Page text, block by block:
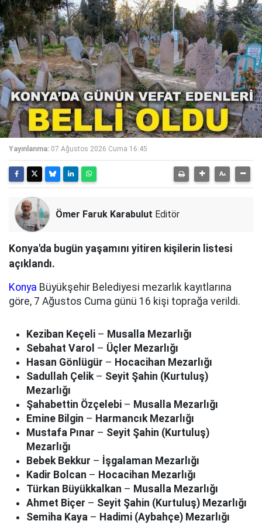
Yayınlanma: 07 Ağustos 2026 Cuma 16:45
Ömer Faruk Karabulut Editör
Konya'da bugün yaşamını yitiren kişilerin listesi
açıklandı.
Konya Büyükşehir Belediyesi mezarlık kayıtlarına
göre, 7 Ağustos Cuma günü 16 kişi toprağa verildi.
Keziban Keçeli – Musalla Mezarlığı
Sebahat Varol – Üçler Mezarlığı
Hasan Gönlügür – Hocacihan Mezarlığı
Sadullah Çelik– Seyit Şahin (Kurtuluş)
Mezarlığı
Şahabettin Özçelebi – Musalla Mezarlığı
Emine Bilgin – Harmancık Mezarlığı
Mustafa Pınar – Seyit Şahin (Kurtuluş)
Mezarlığı
Bebek Bekkur – İşgalaman Mezarlığı
Kadir Bolcan – Hocacihan Mezarlığı
Türkan Büyükkalkan – Musalla Mezarlığı
Ahmet Biçer – Seyit Şahin (Kurtuluş) Mezarlığı
Semiha Kaya – Hadimi (Aybahçe) Mezarlığı